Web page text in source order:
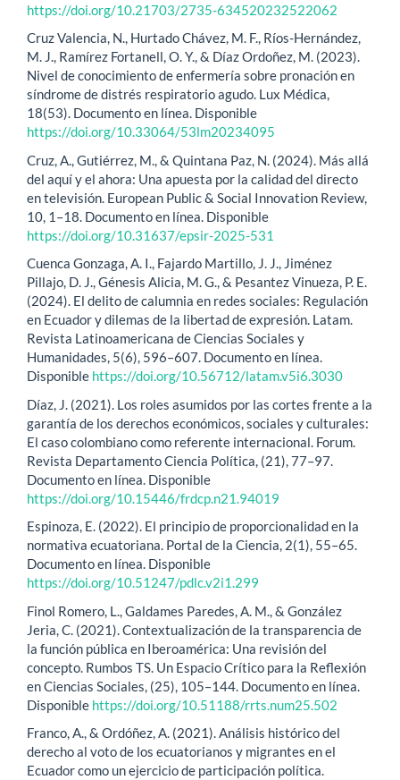
https://doi.org/10.21703/2735-634520232522062
Cruz Valencia, N., Hurtado Chávez, M. F., Ríos-Hernández,
M. J., Ramírez Fortanell, O. Y., & Díaz Ordoñez, M. (2023).
Nivel de conocimiento de enfermería sobre pronación en
síndrome de distrés respiratorio agudo. Lux Médica,
18(53). Documento en línea. Disponible
https://doi.org/10.33064/53lm20234095
Cruz, A., Gutiérrez, M., & Quintana Paz, N. (2024). Más allá
del aquí y el ahora: Una apuesta por la calidad del directo
en televisión. European Public & Social Innovation Review,
10, 1–18. Documento en línea. Disponible
https://doi.org/10.31637/epsir-2025-531
Cuenca Gonzaga, A. I., Fajardo Martillo, J. J., Jiménez
Pillajo, D. J., Génesis Alicia, M. G., & Pesantez Vinueza, P. E.
(2024). El delito de calumnia en redes sociales: Regulación
en Ecuador y dilemas de la libertad de expresión. Latam.
Revista Latinoamericana de Ciencias Sociales y
Humanidades, 5(6), 596–607. Documento en línea.
Disponible https://doi.org/10.56712/latam.v5i6.3030
Díaz, J. (2021). Los roles asumidos por las cortes frente a la
garantía de los derechos económicos, sociales y culturales:
El caso colombiano como referente internacional. Forum.
Revista Departamento Ciencia Política, (21), 77–97.
Documento en línea. Disponible
https://doi.org/10.15446/frdcp.n21.94019
Espinoza, E. (2022). El principio de proporcionalidad en la
normativa ecuatoriana. Portal de la Ciencia, 2(1), 55–65.
Documento en línea. Disponible
https://doi.org/10.51247/pdlc.v2i1.299
Finol Romero, L., Galdames Paredes, A. M., & González
Jeria, C. (2021). Contextualización de la transparencia de
la función pública en Iberoamérica: Una revisión del
concepto. Rumbos TS. Un Espacio Crítico para la Reflexión
en Ciencias Sociales, (25), 105–144. Documento en línea.
Disponible https://doi.org/10.51188/rrts.num25.502
Franco, A., & Ordóñez, A. (2021). Análisis histórico del
derecho al voto de los ecuatorianos y migrantes en el
Ecuador como un ejercicio de participación política.